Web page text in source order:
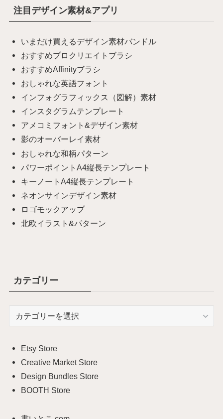
注目デザイン素材&アプリ
いまだけ買えるデザイン素材バンドル
おすすめプロクリエイトブラシ
おすすめAffinityブラシ
おしゃれな英語フォント
インフォグラフィックス（図解）素材
インスタグラムテンプレート
アメコミフォント&デザイン素材
影のオーバーレイ素材
おしゃれな和柄パターン
パワーポイントA4縦長テンプレート
キーノートA4縦長テンプレート
ネオンサインデザイン素材
ロゴモックアップ
北欧イラスト&パターン
カテゴリー
リ
ー
Etsy Store
Creative Market Store
Design Bundles Store
BOOTH Store